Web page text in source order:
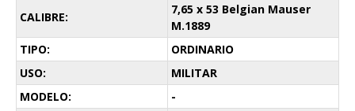
CALIBRE:
7,65 x 53 Belgian Mauser
M.1889
TIPO:
ORDINARIO
USO:
MILITAR
MODELO:
-